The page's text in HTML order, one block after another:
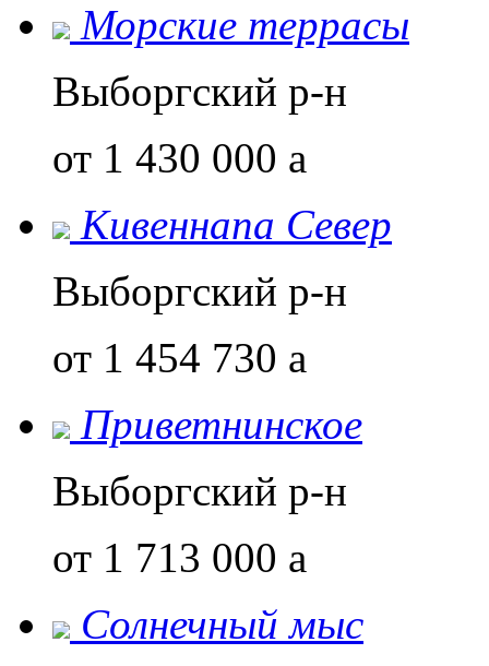
Морские террасы
Выборгский р-н
от 1 430 000 a
Кивеннапа Север
Выборгский р-н
от 1 454 730 a
Приветнинское
Выборгский р-н
от 1 713 000 a
Солнечный мыс